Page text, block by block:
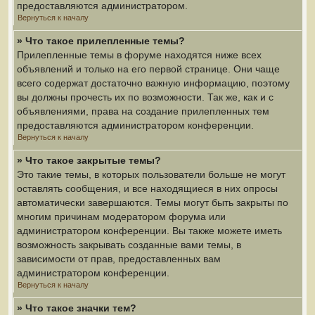
предоставляются администратором.
Вернуться к началу
» Что такое прилепленные темы?
Прилепленные темы в форуме находятся ниже всех
объявлений и только на его первой странице. Они чаще
всего содержат достаточно важную информацию, поэтому
вы должны прочесть их по возможности. Так же, как и с
объявлениями, права на создание прилепленных тем
предоставляются администратором конференции.
Вернуться к началу
» Что такое закрытые темы?
Это такие темы, в которых пользователи больше не могут
оставлять сообщения, и все находящиеся в них опросы
автоматически завершаются. Темы могут быть закрыты по
многим причинам модератором форума или
администратором конференции. Вы также можете иметь
возможность закрывать созданные вами темы, в
зависимости от прав, предоставленных вам
администратором конференции.
Вернуться к началу
» Что такое значки тем?